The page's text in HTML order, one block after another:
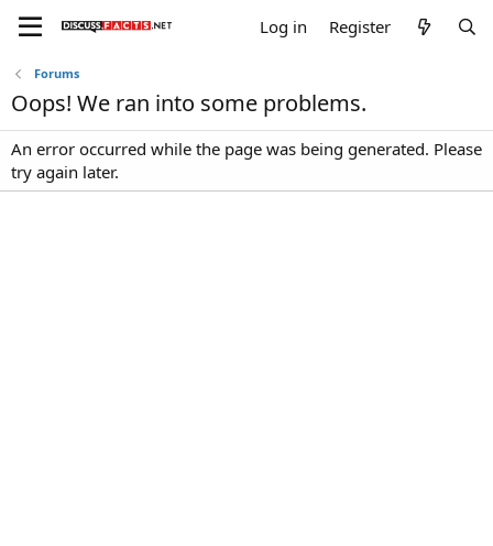
Log in Register
Forums
Oops! We ran into some problems.
An error occurred while the page was being generated. Please
try again later.